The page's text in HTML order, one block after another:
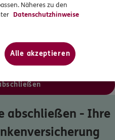
80.000 € von der DKV
angekommen
mit anschließender
kann gut voranschreiten.
abschließen - Ihre
Näheres zu den
Datenschutzhinweise
Alle akzeptieren